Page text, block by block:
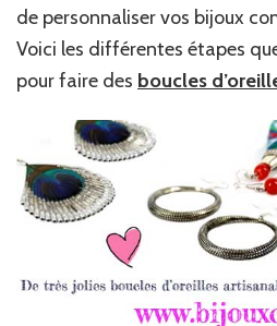
de personnaliser vos bijoux
Voici les différentes étapes
pour faire des boucles